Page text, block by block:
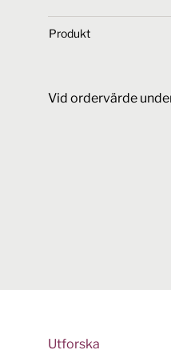
Produkt
Vid ordervärde
Utforska